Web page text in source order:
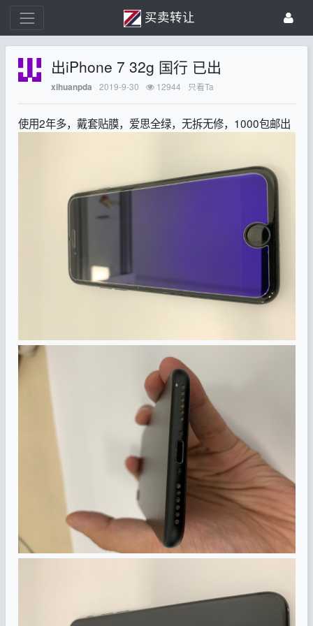
买卖转让
出iPhone 7 32g 国行 已出
xihuanpda 2019-9-30 12944 只看Ta
使用2年多，戴套贴膜，爱思全绿，无拆无修，1000包邮出